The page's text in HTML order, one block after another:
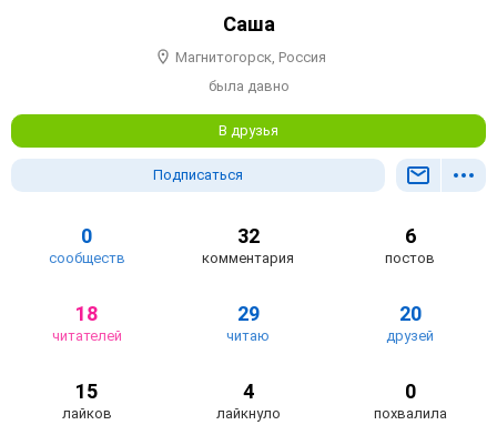
Саша
Магнитогорск, Россия
была давно
В друзья
Подписаться
0
сообществ
32
комментария
6
постов
18
читателей
29
читаю
20
друзей
15
лайков
4
лайкнуло
0
похвалила